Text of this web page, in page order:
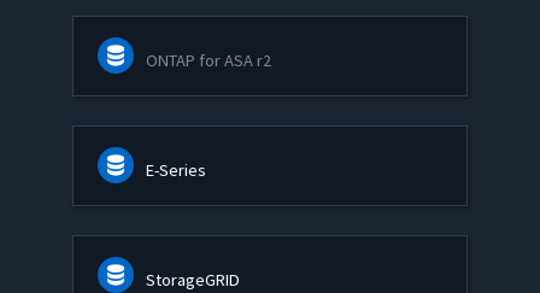
ONTAP for ASA r2
E-Series
StorageGRID